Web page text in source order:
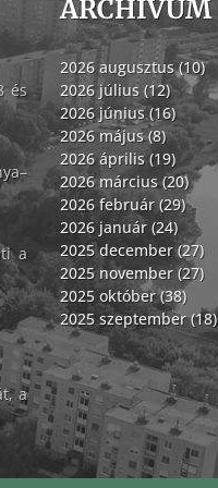
és
a
a
ARCHÍVUM
2026 augusztus (10)
2026 július (12)
2026 június (16)
2026 május (8)
2026 április (19)
2026 március (20)
2026 február (29)
2026 január (24)
2025 december (27)
2025 november (27)
2025 október (38)
2025 szeptember (18)